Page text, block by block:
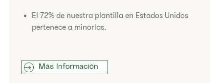
​El 72% de nuestra plantilla en Estados Unidos
pertenece a minorías.
Más Información